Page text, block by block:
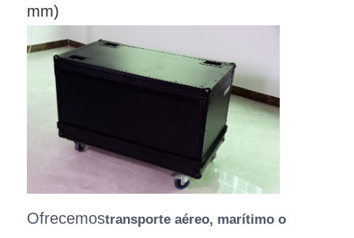
mm)
Ofrecemostransporte aéreo, marítimo o